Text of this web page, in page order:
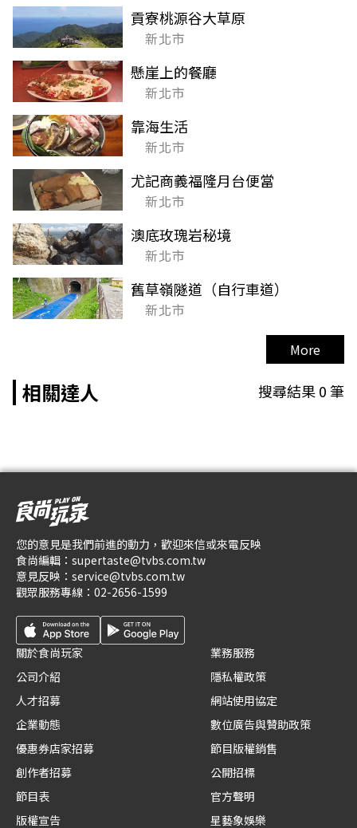
貢寮桃源谷大草原
新北市
懸崖上的餐廳
新北市
靠海生活
新北市
尤記商義福隆月台便當
新北市
澳底玫瑰岩秘境
新北市
舊草嶺隧道（自行車道）
新北市
More
相關達人 搜尋結果0筆
您的意見是我們前進的動力，歡迎來信或來電反映
食尚編輯： supertaste@tvbs.com.tw
意見反映： service@tvbs.com.tw
觀眾服務專線： 02-2656-1599
關於食尚玩家
公司介紹
人才招募
企業動態
優惠券店家招募
創作者招募
節目表
版權宣告
業務服務
隱私權政策
網站使用協定
數位廣告與贊助政策
節目版權銷售
公開招標
官方聲明
星藝象娛樂